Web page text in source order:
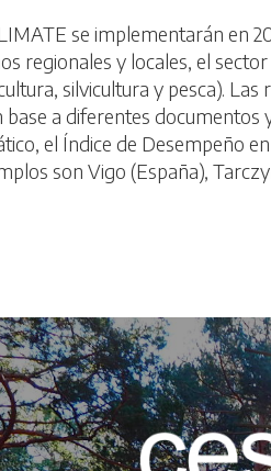
se implementarán en
regionales y locales, el
silvicultura y pesca).
base a diferentes
el Índice de Desempeño
son Vigo (España),